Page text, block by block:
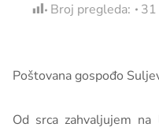
Broj pregleda: 31
Poštovana gospođo
Od srca zahvaljujem